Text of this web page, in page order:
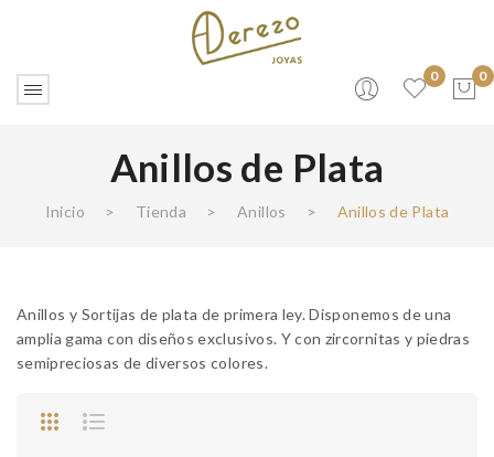
0
No products in the cart.
0
Anillos de Plata
Inicio > Tienda > Anillos > Anillos de Plata
Anillos y Sortijas de plata de primera ley. Disponemos de una
amplia gama con diseños exclusivos. Y con zircornitas y piedras
semipreciosas de diversos colores.